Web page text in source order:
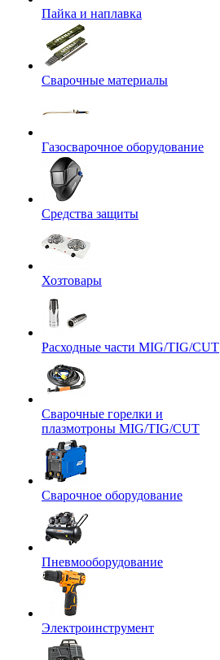
Пайка и наплавка
Сварочные материалы
Газосварочное оборудование
Средства защиты
Хозтовары
Расходные части MIG/TIG/CUT
Сварочные горелки и
плазмотроны MIG/TIG/CUT
Сварочное оборудование
Пневмооборудование
Электроинструмент